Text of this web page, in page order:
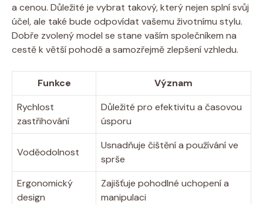
a cenou. Důležité je vybrat takový, který nejen splní svůj
účel, ale také bude odpovídat vašemu životnímu stylu.
Dobře zvolený model se stane vaším společníkem na
cestě k větší pohodě a samozřejmě zlepšení vzhledu.
Funkce
Význam
Rychlost
zastřihování
Důležité pro efektivitu a časovou
úsporu
Voděodolnost
Usnadňuje čištění a používání ve
sprše
Ergonomický
design
Zajišťuje pohodlné uchopení a
manipulaci